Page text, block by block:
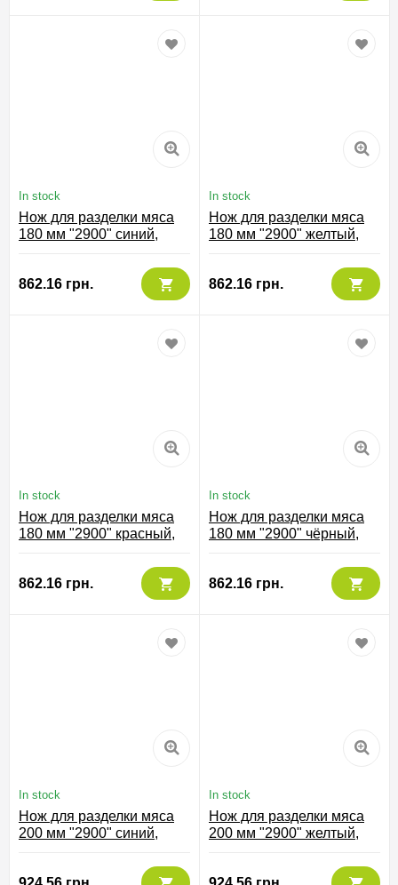
In stock
Нож для разделки мяса
180 мм "2900" синий,
862.16 грн.
In stock
Нож для разделки мяса
180 мм "2900" желтый,
862.16 грн.
In stock
Нож для разделки мяса
180 мм "2900" красный,
862.16 грн.
In stock
Нож для разделки мяса
180 мм "2900" чёрный,
862.16 грн.
In stock
Нож для разделки мяса
200 мм "2900" синий,
In stock
Нож для разделки мяса
200 мм "2900" желтый,